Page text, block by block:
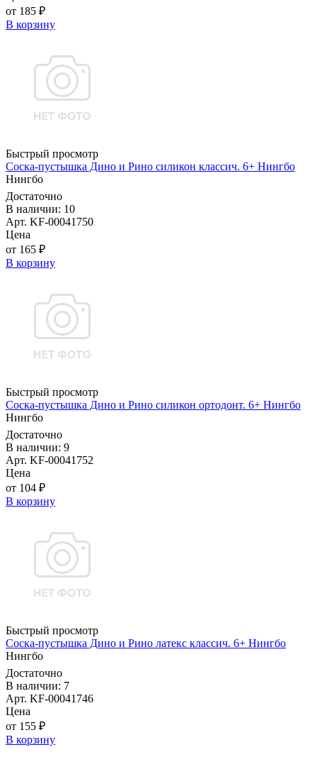
от 185 ₽
В корзину
Быстрый просмотр
Соска-пустышка Дино и Рино силикон классич. 6+ Нингбо
Нингбо
Достаточно
В наличии: 10
Арт. KF-00041750
Цена
от 165 ₽
В корзину
Быстрый просмотр
Соска-пустышка Дино и Рино силикон ортодонт. 6+ Нингбо
Нингбо
Достаточно
В наличии: 9
Арт. KF-00041752
Цена
от 104 ₽
В корзину
Быстрый просмотр
Соска-пустышка Дино и Рино латекс классич. 6+ Нингбо
Нингбо
Достаточно
В наличии: 7
Арт. KF-00041746
Цена
от 155 ₽
В корзину